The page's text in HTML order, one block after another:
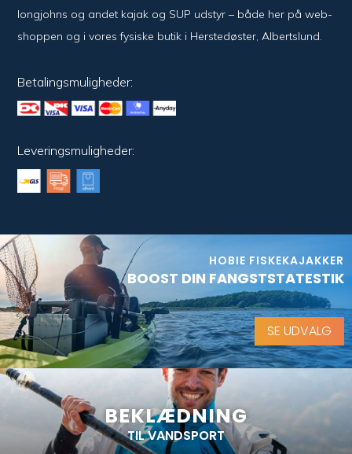
long­johns og andet kajak og SUP udstyr – både her på web­
shoppen og i vores fysiske butik i Her­sted­øster, Alberts­lund.
Betalingsmuligheder:
Leveringsmuligheder:
HOBIE FISKEKAJAKKER
BOOST DIN FANGSTSTATESTIK
SE UDVALG
BEKLÆDNING
TIL VANDSPORT